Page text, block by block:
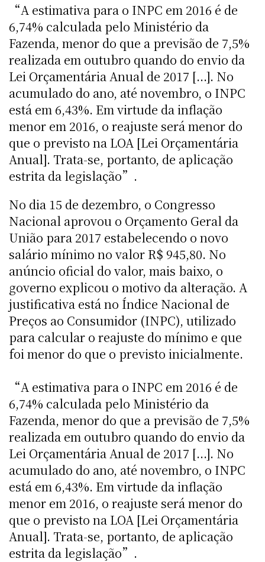
“A estimativa para o INPC em 2016 é de
6,74% calculada pelo Ministério da
Fazenda, menor do que a previsão de 7,5%
realizada em outubro quando do envio da
Lei Orçamentária Anual de 2017 [...]. No
acumulado do ano, até novembro, o INPC
está em 6,43%. Em virtude da inflação
menor em 2016, o reajuste será menor do
que o previsto na LOA [Lei Orçamentária
Anual]. Trata-se, portanto, de aplicação
estrita da legislação”.
No dia 15 de dezembro, o Congresso
Nacional aprovou o Orçamento Geral da
União para 2017 estabelecendo o novo
salário mínimo no valor R$ 945,80. No
anúncio oficial do valor, mais baixo, o
governo explicou o motivo da alteração. A
justificativa está no Índice Nacional de
Preços ao Consumidor (INPC), utilizado
para calcular o reajuste do mínimo e que
foi menor do que o previsto inicialmente.
“A estimativa para o INPC em 2016 é de
6,74% calculada pelo Ministério da
Fazenda, menor do que a previsão de 7,5%
realizada em outubro quando do envio da
Lei Orçamentária Anual de 2017 [...]. No
acumulado do ano, até novembro, o INPC
está em 6,43%. Em virtude da inflação
menor em 2016, o reajuste será menor do
que o previsto na LOA [Lei Orçamentária
Anual]. Trata-se, portanto, de aplicação
estrita da legislação”.